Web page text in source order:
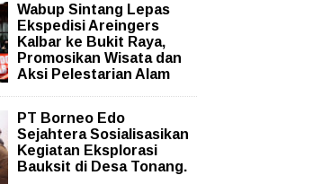
Wabup Sintang Lepas
Ekspedisi Areingers
Kalbar ke Bukit Raya,
Promosikan Wisata dan
Aksi Pelestarian Alam
PT Borneo Edo
Sejahtera Sosialisasikan
Kegiatan Eksplorasi
Bauksit di Desa Tonang.